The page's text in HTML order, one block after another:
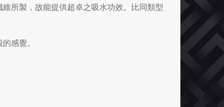
所製，故能提供超卓之吸水功效。比同類型
感覺。